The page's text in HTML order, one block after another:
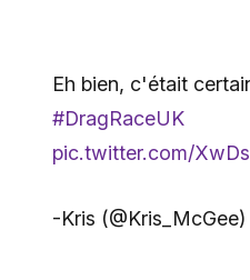
Eh bien, c'était
#DragRaceUK
pic.twitter.com/
-Kris (@Kris_McGee)